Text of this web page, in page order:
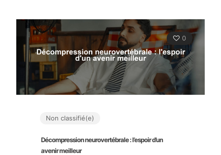
0
Non classifié(e)
Décompression neurovertébrale : l’espoir d’un
avenir meilleur